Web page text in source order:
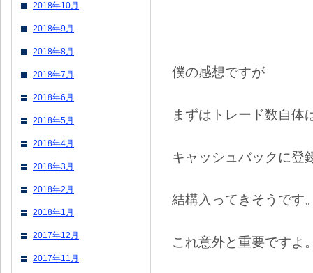
僕の感想ですが
まずはトレード数自体
キャッシュバックに登
結構入ってきそうです
これ意外と重要ですよ
2018年10月
2018年9月
2018年8月
2018年7月
2018年6月
2018年5月
2018年4月
2018年3月
2018年2月
2018年1月
2017年12月
2017年11月